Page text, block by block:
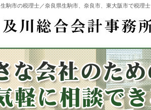
生駒市の税理士／奈良県生駒市、奈良市、東大阪市で税理